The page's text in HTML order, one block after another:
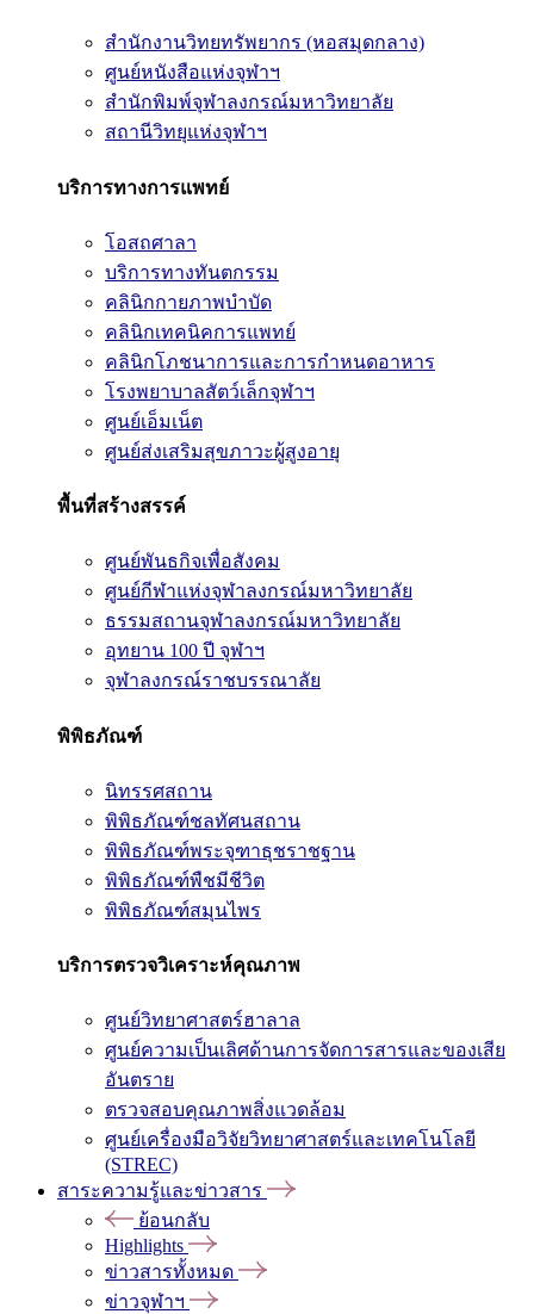
สำนักงานวิทยทรัพยากร (หอสมุดกลาง)
ศูนย์หนังสือแห่งจุฬาฯ
สำนักพิมพ์จุฬาลงกรณ์มหาวิทยาลัย
สถานีวิทยุแห่งจุฬาฯ
บริการทางการแพทย์
โอสถศาลา
บริการทางทันตกรรม
คลินิกกายภาพบำบัด
คลินิกเทคนิคการแพทย์
คลินิกโภชนาการและการกำหนดอาหาร
โรงพยาบาลสัตว์เล็กจุฬาฯ
ศูนย์เอ็มเน็ต
ศูนย์ส่งเสริมสุขภาวะผู้สูงอายุ
พื้นที่สร้างสรรค์
ศูนย์พันธกิจเพื่อสังคม
ศูนย์กีฬาแห่งจุฬาลงกรณ์มหาวิทยาลัย
ธรรมสถานจุฬาลงกรณ์มหาวิทยาลัย
อุทยาน 100 ปี จุฬาฯ
จุฬาลงกรณ์ราชบรรณาลัย
พิพิธภัณฑ์
นิทรรศสถาน
พิพิธภัณฑ์ชลทัศนสถาน
พิพิธภัณฑ์พระจุฑาธุชราชฐาน
พิพิธภัณฑ์พืชมีชีวิต
พิพิธภัณฑ์สมุนไพร
บริการตรวจวิเคราะห์คุณภาพ
ศูนย์วิทยาศาสตร์ฮาลาล
ศูนย์ความเป็นเลิศด้านการจัดการสารและของเสีย
อันตราย
ตรวจสอบคุณภาพสิ่งแวดล้อม
ศูนย์เครื่องมือวิจัยวิทยาศาสตร์และเทคโนโลยี
(STREC)
สาระความรู้และข่าวสาร
ย้อนกลับ
Highlights
ข่าวสารทั้งหมด
ข่าวจุฬาฯ